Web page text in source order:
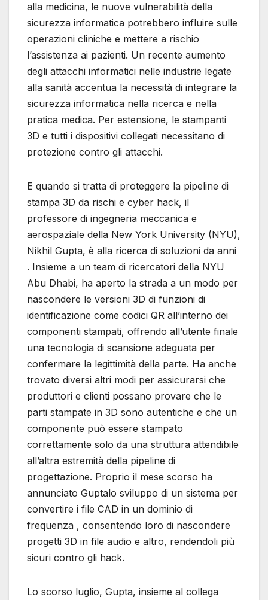
alla medicina, le nuove vulnerabilità della
sicurezza informatica potrebbero influire sulle
operazioni cliniche e mettere a rischio
l’assistenza ai pazienti. Un recente aumento
degli attacchi informatici nelle industrie legate
alla sanità accentua la necessità di integrare la
sicurezza informatica nella ricerca e nella
pratica medica. Per estensione, le stampanti
3D e tutti i dispositivi collegati necessitano di
protezione contro gli attacchi.
E quando si tratta di proteggere la pipeline di
stampa 3D da rischi e cyber hack, il
professore di ingegneria meccanica e
aerospaziale della New York University (NYU),
Nikhil Gupta, è alla ricerca di soluzioni da anni
. Insieme a un team di ricercatori della NYU
Abu Dhabi, ha aperto la strada a un modo per
nascondere le versioni 3D di funzioni di
identificazione come codici QR all’interno dei
componenti stampati, offrendo all’utente finale
una tecnologia di scansione adeguata per
confermare la legittimità della parte. Ha anche
trovato diversi altri modi per assicurarsi che
produttori e clienti possano provare che le
parti stampate in 3D sono autentiche e che un
componente può essere stampato
correttamente solo da una struttura attendibile
all’altra estremità della pipeline di
progettazione. Proprio il mese scorso ha
annunciato Guptalo sviluppo di un sistema per
convertire i file CAD in un dominio di
frequenza , consentendo loro di nascondere
progetti 3D in file audio e altro, rendendoli più
sicuri contro gli hack.
Lo scorso luglio, Gupta, insieme al collega